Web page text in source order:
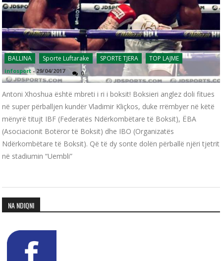
BALLINA Sporte Luftarake SPORTE TJERA TOP LAJME
infosport -29/04/2017 0
Antoni Xhoshua është mbreti i ri i boksit! Boksieri anglez doli fitues
në super përballjen kundër Vladimir Kliçkos, duke rrëmbyer në këtë
mënyrë titujt IBF (Federatës Ndërkombëtare të Boksit), ËBA
(Asociacionit Botëror të Boksit) dhe IBO (Organizatës
Ndërkombëtare të Boksit). Që të dy sonte dolën përballë njëri tjetrit
në stadiumin “Uembli”
NA NDIQNI